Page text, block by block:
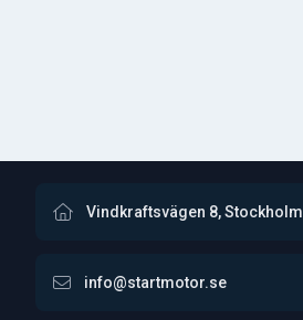
Vindkraftsvägen 8, Stockholm
info@startmotor.se